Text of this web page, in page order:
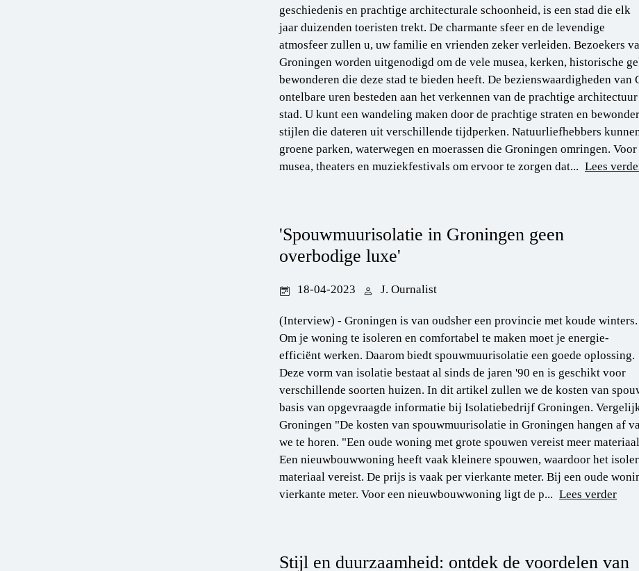
geschiedenis en prachtige architecturale schoonheid, is een stad die elk
jaar duizenden toeristen trekt. De charmante sfeer en de levendige
atmosfeer zullen u, uw familie en vrienden zeker verleiden. Bezoekers
Groningen worden uitgenodigd om de vele musea, kerken, historische
bewonderen die deze stad te bieden heeft. De bezienswaardigheden
ontelbare uren besteden aan het verkennen van de prachtige
stad. U kunt een wandeling maken door de prachtige straten en
stijlen die dateren uit verschillende tijdperken. Natuurliefhebbers
groene parken, waterwegen en moerassen die Groningen omringen.
musea, theaters en muziekfestivals om ervoor te zorgen dat... Lees
'Spouwmuurisolatie in Groningen geen
overbodige luxe'
18-04-2023 J. Ournalist
(Interview) - Groningen is van oudsher een provincie met koude winters.
Om je woning te isoleren en comfortabel te maken moet je energie-
efficiënt werken. Daarom biedt spouwmuurisolatie een goede oplossing.
Deze vorm van isolatie bestaat al sinds de jaren '90 en is geschikt voor
verschillende soorten huizen. In dit artikel zullen we de kosten van
basis van opgevraagde informatie bij Isolatiebedrijf Groningen.
Groningen "De kosten van spouwmuurisolatie in Groningen hangen af
we te horen. "Een oude woning met grote spouwen vereist meer
Een nieuwbouwwoning heeft vaak kleinere spouwen, waardoor het
materiaal vereist. De prijs is vaak per vierkante meter. Bij een oude
vierkante meter. Voor een nieuwbouwwoning ligt de p... Lees verder
Stijl en duurzaamheid: ontdek de voordelen van